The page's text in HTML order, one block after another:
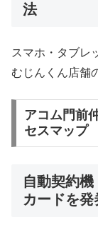
法
スマホ・タブレ
むじんくん店舗
アコム門前
セスマップ
自動契約
カードを